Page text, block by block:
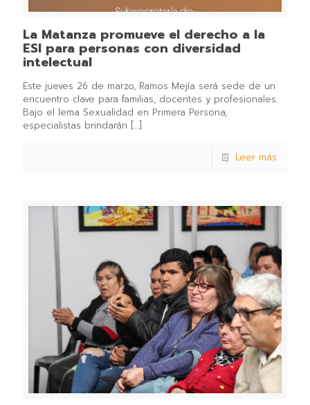
La Matanza promueve el derecho a la
ESI para personas con diversidad
intelectual
Este jueves 26 de marzo, Ramos Mejía será sede de un
encuentro clave para familias, docentes y profesionales.
Bajo el lema Sexualidad en Primera Persona,
especialistas brindarán […]
Leer más